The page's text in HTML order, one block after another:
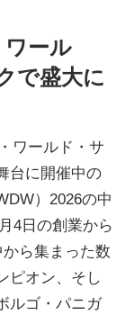
バ
ク
ニ
ュ
ール
で盛大に
ワールド・サ
台に開催中の
）2026の中
4日の創業から
ら集まった数
ピオン、そし
ルゴ・パニガ